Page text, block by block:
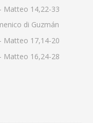
Matteo 14,22-33
di Guzmán
Matteo 17,14-20
Matteo 16,24-28